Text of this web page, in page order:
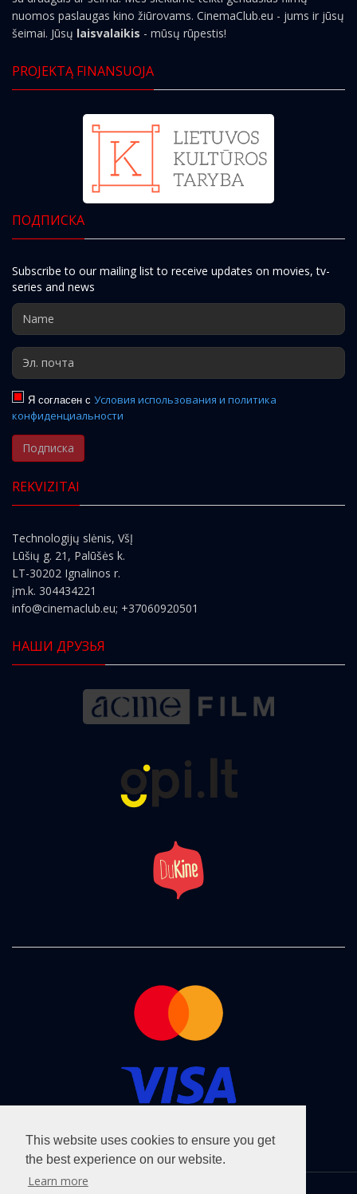
This website uses cookies to ensure you get
the best experience on our website.
Learn more
nuomos paslaugas kino žiūrovams. CinemaClub.eu - jums ir jūsų
šeimai. Jūsų laisvalaikis - mūsų rūpestis!
PROJEKTĄ FINANSUOJA
ПОДПИСКА
Subscribe to our mailing list to receive updates on movies, tv-
series and news
Я согласен с Условия использования и политика
конфиденциальности
Подписка
REKVIZITAI
Technologijų slėnis, VšĮ
Lūšių g. 21, Palūšės k.
LT-30202 Ignalinos r.
įm.k. 304434221
info@cinemaclub.eu; +37060920501
НАШИ ДРУЗЬЯ